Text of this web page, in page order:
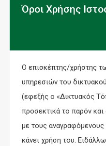
Όροι Χρήσης
Ο επισκέπτης/χρήστης
υπηρεσιών του
(εφεξής ο «Δικτυακός
προσεκτικά το παρόν
με τους
κάνει χρήση του.